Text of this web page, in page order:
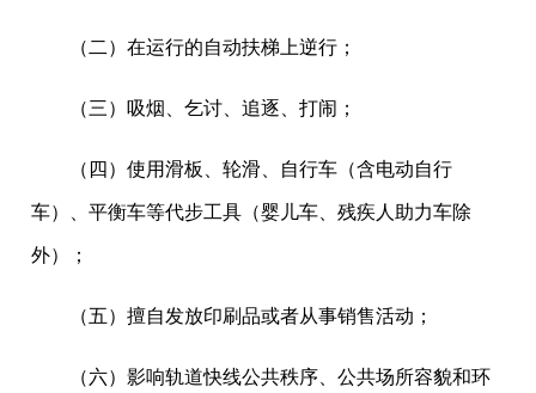
（二）在运行的自动扶梯上逆行；
（三）吸烟、乞讨、追逐、打闹；
（四）使用滑板、轮滑、自行车（含电动自行
车）、平衡车等代步工具（婴儿车、残疾人助力车除
外）；
（五）擅自发放印刷品或者从事销售活动；
（六）影响轨道快线公共秩序、公共场所容貌和环